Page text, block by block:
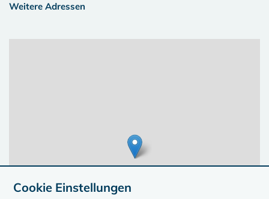
Weitere Adressen
Cookie Einstellungen